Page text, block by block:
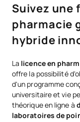
Suivez une
pharmacie
hybride
La licence en
offre la possibilité
d'un programme
universitaire et vie
théorique en ligne à
laboratoires de